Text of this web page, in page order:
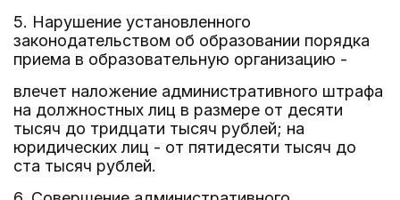
5. Нарушение установленного
законодательством об образовании порядка
приема в образовательную организацию -
влечет наложение административного штрафа
на должностных лиц в размере от десяти
тысяч до тридцати тысяч рублей; на
юридических лиц - от пятидесяти тысяч до
ста тысяч рублей.